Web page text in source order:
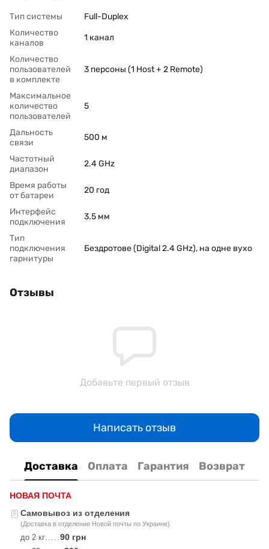
Тип системы
Full-Duplex
Количество
каналов
1 канал
Количество
пользователей
в комплекте
3 персоны (1 Host + 2 Remote)
Максимальное
количество
пользователей
5
Дальность
связи
500 м
Частотный
диапазон
2.4 GHz
Время работы
от батареи
20 год
Интерфейс
подключения
3.5 мм
Тип
подключения
гарнитуры
Бездротове (Digital 2.4 GHz), на одне вухо
Отзывы
Добавьте первый отзыв
Написать отзыв
Доставка Оплата Гарантия Возврат
НОВАЯ ПОЧТА
Самовывоз из отделения
(Доставка в отделение Новой почты по Украине)
до 2 кг.....90 грн